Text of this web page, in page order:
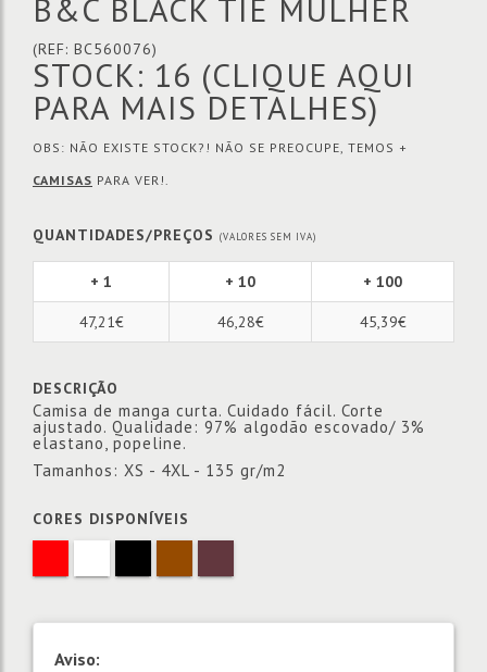
B&C BLACK TIE MULHER
(REF: BC560076)
STOCK: 16 (CLIQUE AQUI
PARA MAIS DETALHES)
OBS: NÃO EXISTE STOCK?! NÃO SE PREOCUPE, TEMOS +
CAMISAS PARA VER!.
QUANTIDADES/PREÇOS (VALORES SEM IVA)
+ 1 + 10 + 100
47,21€ 46,28€ 45,39€
DESCRIÇÃO
Camisa de manga curta. Cuidado fácil. Corte
ajustado. Qualidade: 97% algodão escovado/ 3%
elastano, popeline.
Tamanhos: XS - 4XL - 135 gr/m2
CORES DISPONÍVEIS
Aviso: